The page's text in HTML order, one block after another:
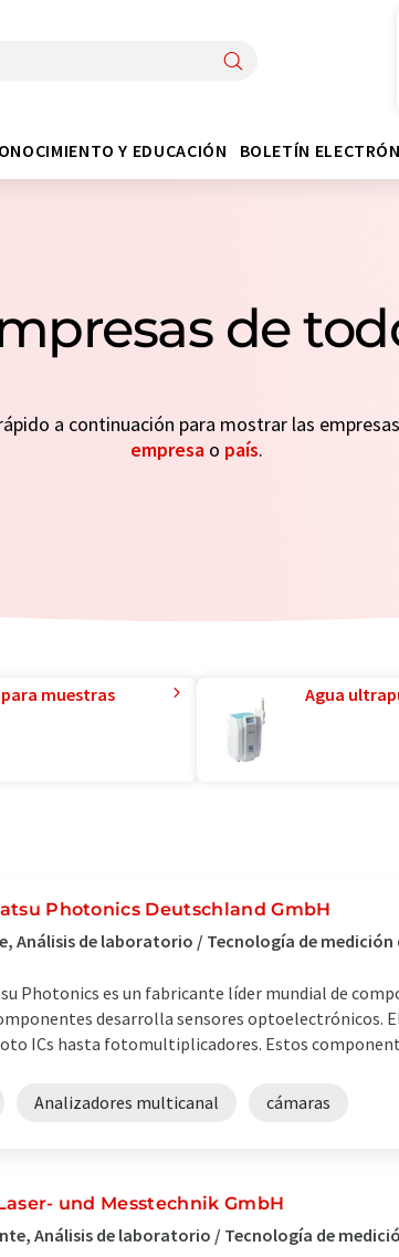
Y EDUCACIÓN BOLETÍN
de
a continuación para mostrar las
empresa o país.
muestras
Agua
Photonics Deutschland GmbH
Análisis de laboratorio / Tecnología de
Photonics es un fabricante líder mundial de
desarrolla sensores optoelectrónicos.
foto ICs hasta fotomultiplicadores. Estos
Analizadores multicanal cámaras
und Messtechnik GmbH
Análisis de laboratorio / Tecnología de